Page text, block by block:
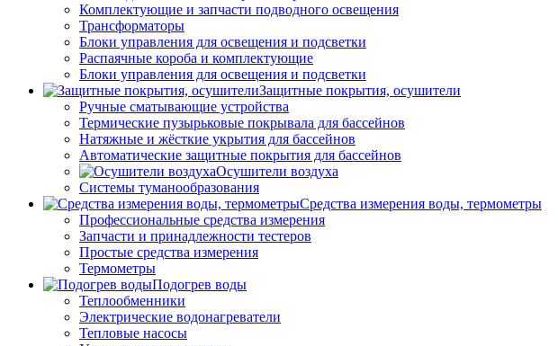
Комплектующие и запчасти подводного освещения
Трансформаторы
Блоки управления для освещения и подсветки
Распаячные короба и комплектующие
Блоки управления для освещения и подсветки
Защитные покрытия, осушители
Ручные сматывающие устройства
Термические пузырьковые покрывала для бассейнов
Натяжные и жёсткие укрытия для бассейнов
Автоматические защитные покрытия для бассейнов
Осушители воздуха
Системы туманообразования
Средства измерения воды, термометры
Профессиональные средства измерения
Запчасти и принадлежности тестеров
Простые средства измерения
Термометры
Подогрев воды
Теплообменники
Электрические водонагреватели
Тепловые насосы